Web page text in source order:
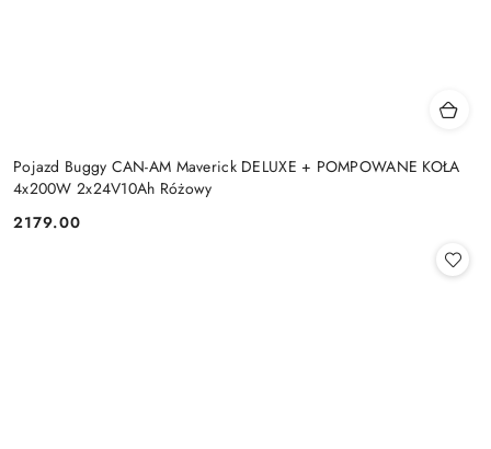
Pojazd Buggy CAN-AM Maverick DELUXE + POMPOWANE KOŁA
4x200W 2x24V10Ah Różowy
Cena:
2179.00